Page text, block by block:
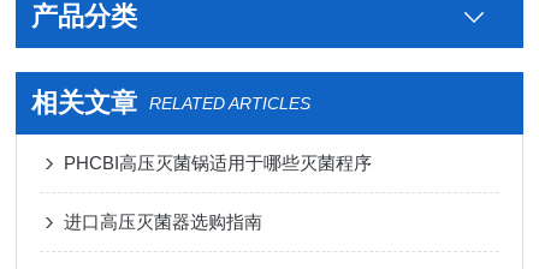
产品分类
相关文章 RELATED ARTICLES
PHCBI高压灭菌锅适用于哪些灭菌程序
进口高压灭菌器选购指南